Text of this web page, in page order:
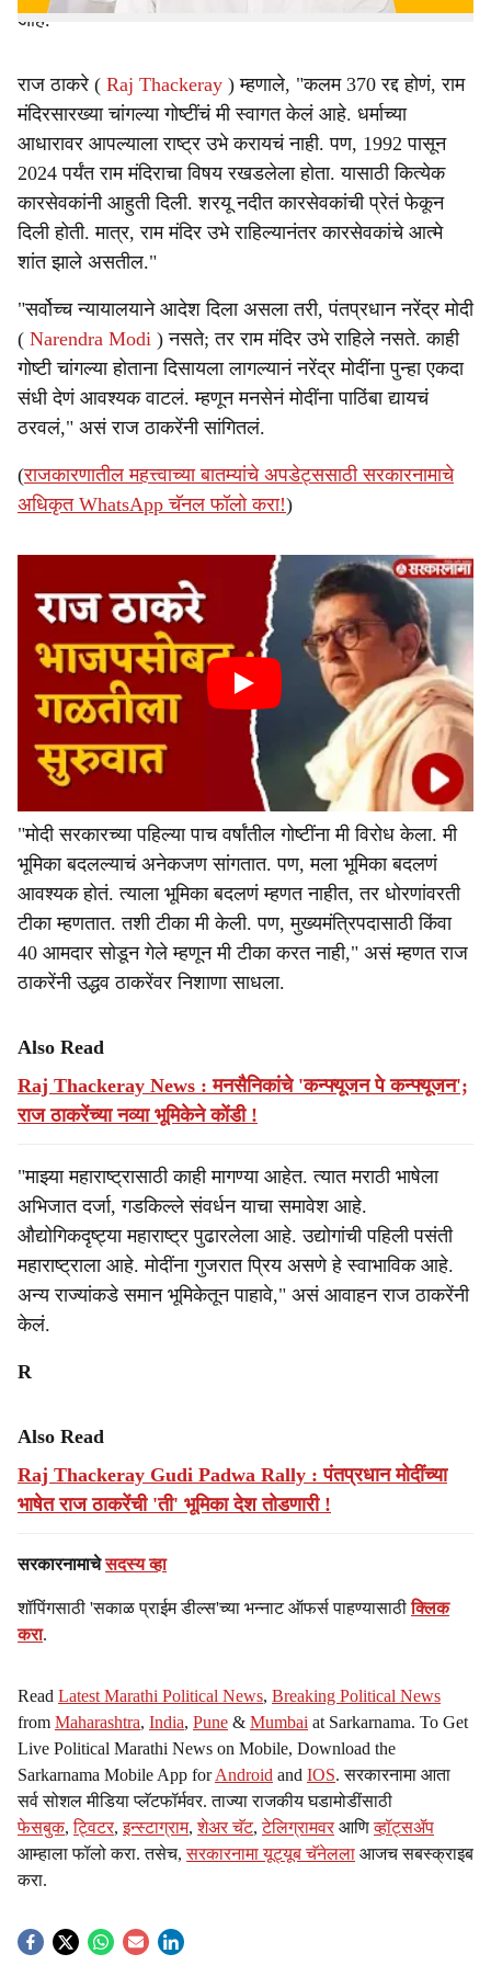
आहे.
राज ठाकरे ( Raj Thackeray ) म्हणाले, "कलम 370 रद्द होणं, राम
मंदिरसारख्या चांगल्या गोष्टींचं मी स्वागत केलं आहे. धर्माच्या
आधारावर आपल्याला राष्ट्र उभे करायचं नाही. पण, 1992 पासून
2024 पर्यंत राम मंदिराचा विषय रखडलेला होता. यासाठी कित्येक
कारसेवकांनी आहुती दिली. शरयू नदीत कारसेवकांची प्रेतं फेकून
दिली होती. मात्र, राम मंदिर उभे राहिल्यानंतर कारसेवकांचे आत्मे
शांत झाले असतील."
"सर्वोच्च न्यायालयाने आदेश दिला असला तरी, पंतप्रधान नरेंद्र मोदी
( Narendra Modi ) नसते; तर राम मंदिर उभे राहिले नसते. काही
गोष्टी चांगल्या होताना दिसायला लागल्यानं नरेंद्र मोदींना पुन्हा एकदा
संधी देणं आवश्यक वाटलं. म्हणून मनसेनं मोदींना पाठिंबा द्यायचं
ठरवलं," असं राज ठाकरेंनी सांगितलं.
(राजकारणातील महत्त्वाच्या बातम्यांचे अपडेट्ससाठी सरकारनामाचे
अधिकृत WhatsApp चॅनल फॉलो करा!)
"मोदी सरकारच्या पहिल्या पाच वर्षांतील गोष्टींना मी विरोध केला. मी
भूमिका बदलल्याचं अनेकजण सांगतात. पण, मला भूमिका बदलणं
आवश्यक होतं. त्याला भूमिका बदलणं म्हणत नाहीत, तर धोरणांवरती
टीका म्हणतात. तशी टीका मी केली. पण, मुख्यमंत्रिपदासाठी किंवा
40 आमदार सोडून गेले म्हणून मी टीका करत नाही," असं म्हणत राज
ठाकरेंनी उद्धव ठाकरेंवर निशाणा साधला.
Also Read
Raj Thackeray News : मनसैनिकांचे 'कन्फ्यूजन पे कन्फ्यूजन';
राज ठाकरेंच्या नव्या भूमिकेने कोंडी !
"माझ्या महाराष्ट्रासाठी काही मागण्या आहेत. त्यात मराठी भाषेला
अभिजात दर्जा, गडकिल्ले संवर्धन याचा समावेश आहे.
औद्योगिकदृष्ट्या महाराष्ट्र पुढारलेला आहे. उद्योगांची पहिली पसंती
महाराष्ट्राला आहे. मोदींना गुजरात प्रिय असणे हे स्वाभाविक आहे.
अन्य राज्यांकडे समान भूमिकेतून पाहावे," असं आवाहन राज ठाकरेंनी
केलं.
R
Also Read
Raj Thackeray Gudi Padwa Rally : पंतप्रधान मोदींच्या
भाषेत राज ठाकरेंची 'ती' भूमिका देश तोडणारी !
सरकारनामाचेसदस्य व्हा
शॉपिंगसाठी 'सकाळ प्राईम डील्स'च्या भन्नाट ऑफर्स पाहण्यासाठीक्लिक
करा.
Read Latest Marathi Political News, Breaking Political News
from Maharashtra, India, Pune & Mumbai at Sarkarnama. To Get
Live Political Marathi News on Mobile, Download the
Sarkarnama Mobile App forAndroid and IOS. सरकारनामा आता
सर्व सोशल मीडिया प्लॅटफॉर्मवर. ताज्या राजकीय घडामोडींसाठी
फेसबुक,ट्विटर,इन्स्टाग्राम,शेअर चॅट,टेलिग्रामवर आणिव्हॉट्सॲप
आम्हाला फॉलो करा. तसेच,सरकारनामा यूट्यूब चॅनेलला आजच सबस्क्राइब
करा.